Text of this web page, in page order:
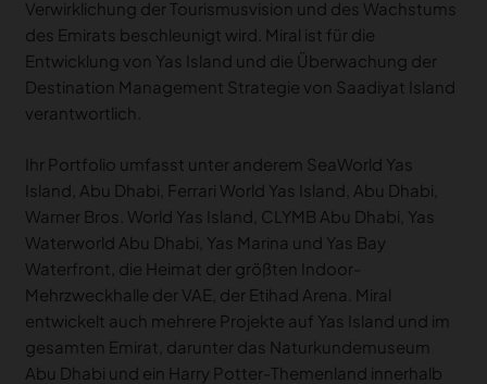
Verwirklichung der Tourismusvision und des Wachstums
des Emirats beschleunigt wird. Miral ist für die
Entwicklung von Yas Island und die Überwachung der
Destination Management Strategie von Saadiyat Island
verantwortlich.
Ihr Portfolio umfasst unter anderem SeaWorld Yas
Island, Abu Dhabi, Ferrari World Yas Island, Abu Dhabi,
Warner Bros. World Yas Island, CLYMB Abu Dhabi, Yas
Waterworld Abu Dhabi, Yas Marina und Yas Bay
Waterfront, die Heimat der größten Indoor-
Mehrzweckhalle der VAE, der Etihad Arena. Miral
entwickelt auch mehrere Projekte auf Yas Island und im
gesamten Emirat, darunter das Naturkundemuseum
Abu Dhabi und ein Harry Potter-Themenland innerhalb